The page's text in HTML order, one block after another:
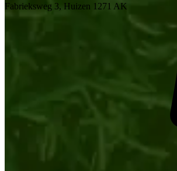
Fabrieksweg 3, Huizen 1271 AK